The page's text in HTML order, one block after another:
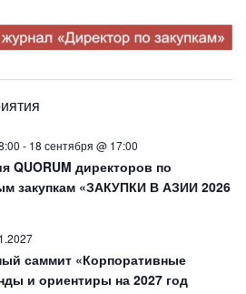
- 18 сентября @ 17:00
QUORUM директоров по
закупкам «ЗАКУПКИ В АЗИИ 2026
саммит «Корпоративные
и ориентиры на 2027 год